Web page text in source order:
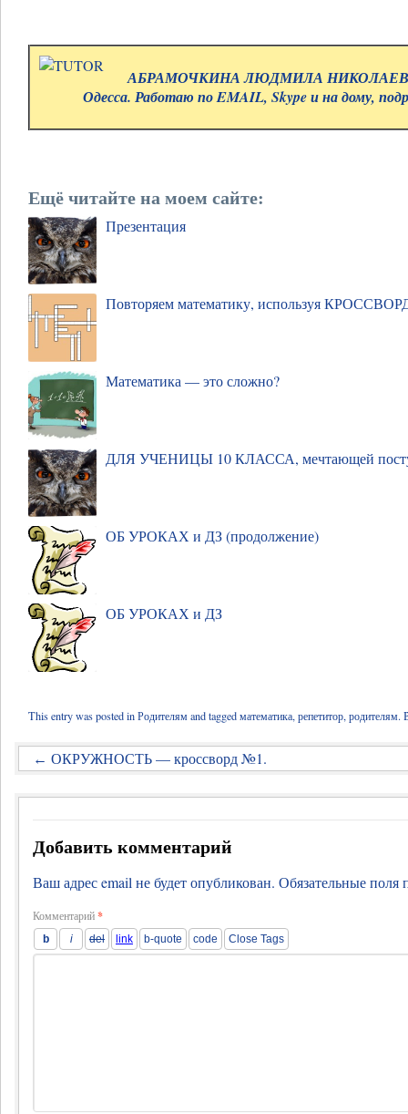
АБРАМОЧКИНА ЛЮДМИЛА
Одесса. Работаю по EMAIL, Skype и на дому,
Ещё читайте на моем сайте:
Презентация
Повторяем математику, используя
Математика — это сложно?
ДЛЯ УЧЕНИЦЫ 10 КЛАССА, мечтающей
ОБ УРОКАХ и ДЗ (продолжение)
ОБ УРОКАХ и ДЗ
This entry was posted inРодителямand taggedматематика, репетитор, родителям.
← ОКРУЖНОСТЬ — кроссворд №1.
Добавить комментарий
Ваш адрес email не будет опубликован. Обязательные
Комментарий*